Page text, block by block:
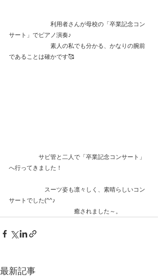
利用者さんが母校の「卒業記念コン
サート」でピアノ演奏♪
素人の私でも分かる、かなりの腕前
であることは確かです🥰
サビ管と二人で「卒業記念コンサート」
へ行ってきました！
スーツ姿も凛々しく、素晴らしいコン
サートでした(^^♪
癒されました～。
最新記事